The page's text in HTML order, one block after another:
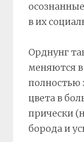
в их
Орднунг
меняются
полностью
цвета в
прически
борода и